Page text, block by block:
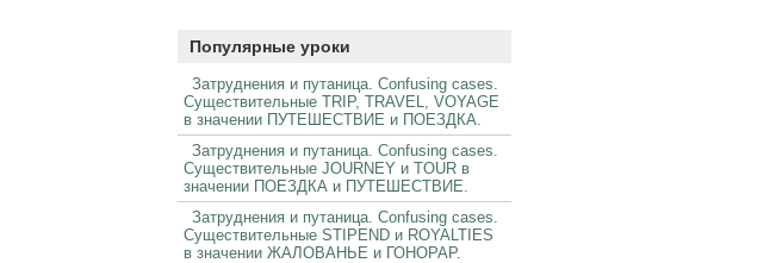
Популярные уроки
Затруднения и путаница. Confusing cases.
Существительные TRIP, TRAVEL, VOYAGE
в значении ПУТЕШЕСТВИЕ и ПОЕЗДКА.
Затруднения и путаница. Confusing cases.
Существительные JOURNEY и TOUR в
значении ПОЕЗДКА и ПУТЕШЕСТВИЕ.
Затруднения и путаница. Confusing cases.
Существительные STIPEND и ROYALTIES
в значении ЖАЛОВАНЬЕ и ГОНОРАР.